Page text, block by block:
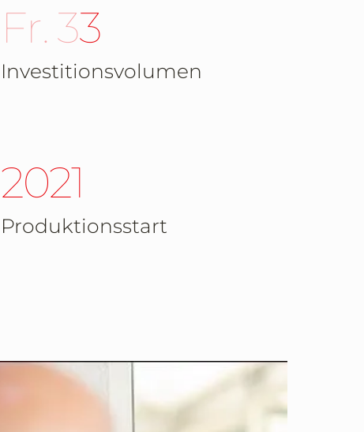
Fr. 300
Millionen
2021